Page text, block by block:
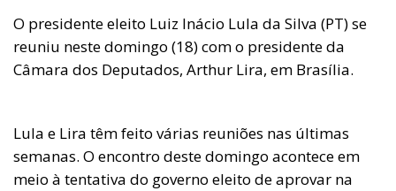
O presidente eleito Luiz Inácio Lula da Silva (PT) se
reuniu neste domingo (18) com o presidente da
Câmara dos Deputados, Arthur Lira, em Brasília.
Lula e Lira têm feito várias reuniões nas últimas
semanas. O encontro deste domingo acontece em
meio à tentativa do governo eleito de aprovar na